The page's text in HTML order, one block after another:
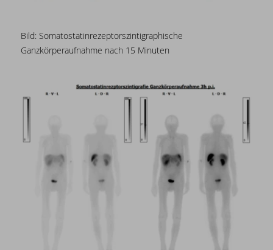
Bild: Somatostatinrezeptorszintigraphische
Ganzkörperaufnahme nach 15 Minuten